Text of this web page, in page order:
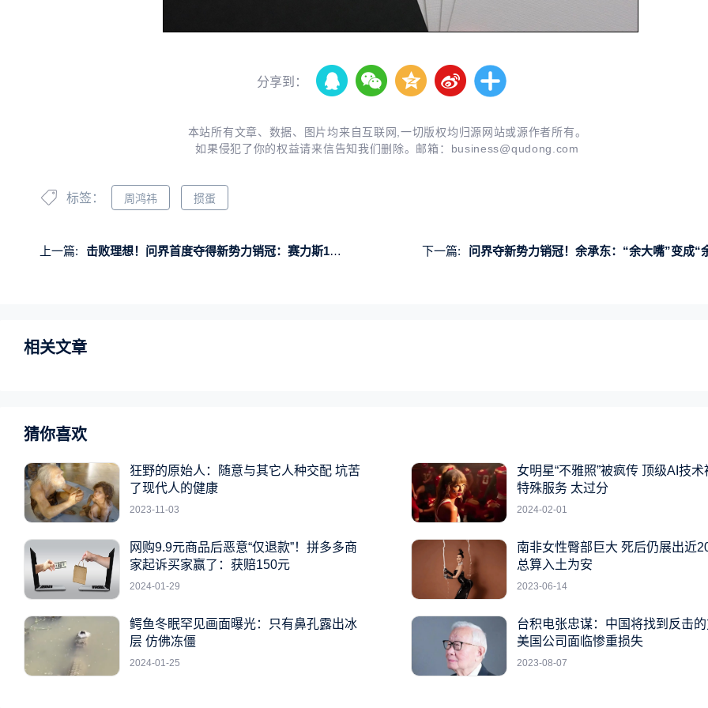
分享到：
本站所有文章、数据、图片均来自互联网,一切版权均归源网站或源作者所有。
如果侵犯了你的权益请来信告知我们删除。邮箱： business@qudong.com
标签： 周鸿祎 掼蛋
上一篇: 击败理想！问界首度夺得新势力销冠：赛力斯1月销量暴增654.1% 下一篇: 问界夺新势力销冠！余承东：“余大嘴”变成“余小嘴”
相关文章
猜你喜欢
狂野的原始人：随意与其它人种交配 坑苦
了现代人的健康
2023-11-03
女明星“不雅照”被疯传 顶级AI技
特殊服务 太过分
2024-02-01
网购9.9元商品后恶意“仅退款”！拼多多商
家起诉买家赢了：获赔150元
2024-01-29
南非女性臀部巨大 死后仍展出近
总算入土为安
2023-06-14
鳄鱼冬眠罕见画面曝光：只有鼻孔露出冰
层 仿佛冻僵
2024-01-25
台积电张忠谋：中国将找到反击
美国公司面临惨重损失
2023-08-07